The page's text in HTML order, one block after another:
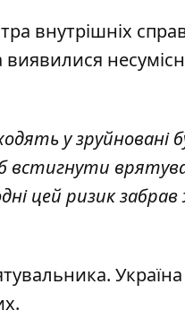
внутрішніх
у зруйновані
встигнути
цей ризик